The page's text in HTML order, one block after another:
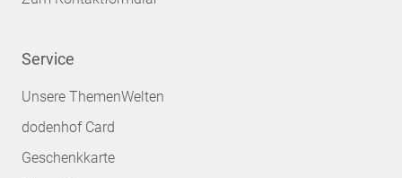
Service
Unsere ThemenWelten
dodenhof Card
Geschenkkarte